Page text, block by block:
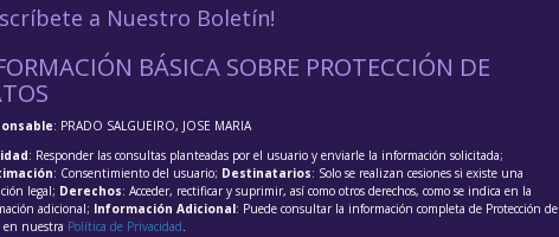
a Nuestro Boletín!
BÁSICA SOBRE PROTECCIÓN DE
: PRADO SALGUEIRO, JOSE MARIA
: Responder las consultas planteadas por el usuario y enviarle la información solicitada;
: Consentimiento del usuario; Destinatarios: Solo se realizan cesiones si existe una
legal; Derechos: Acceder, rectificar y suprimir, así como otros derechos, como se indica en la
adicional; Información Adicional: Puede consultar la información completa de Protección de
en nuestra Política de Privacidad.